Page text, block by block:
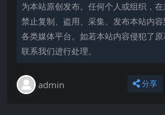
为本站原创发布。任何个人或组织，在
禁止复制、盗用、采集、发布本站内
各类媒体平台。如若本站内容侵犯了
联系我们进行处理。
admin 分享